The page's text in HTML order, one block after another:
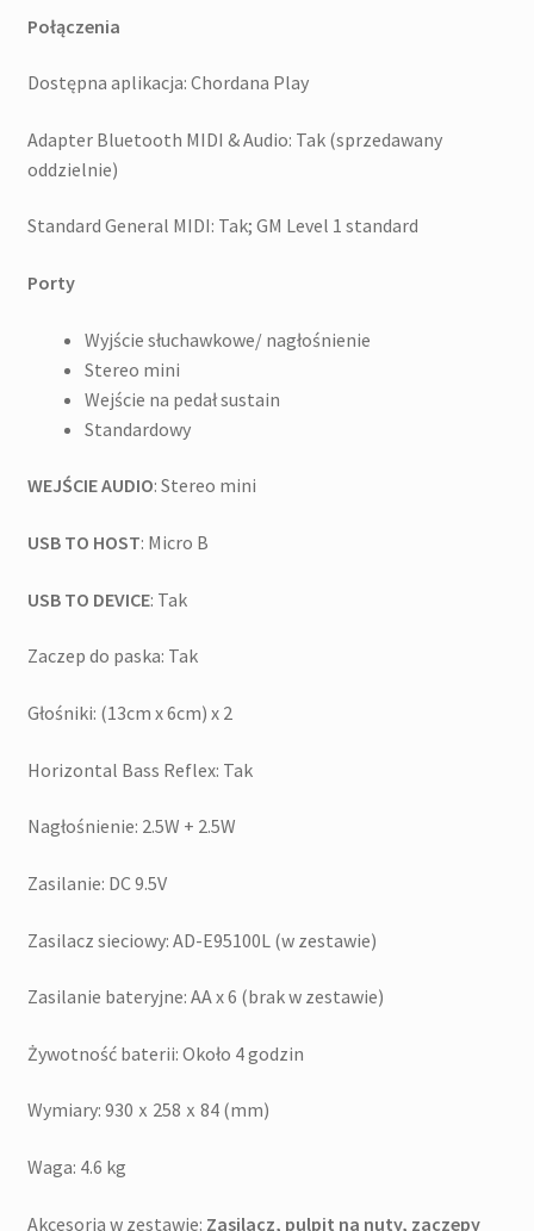
Połączenia
Dostępna aplikacja: Chordana Play
Adapter Bluetooth MIDI & Audio: Tak (sprzedawany
oddzielnie)
Standard General MIDI: Tak; GM Level 1 standard
Porty
Wyjście słuchawkowe/ nagłośnienie
Stereo mini
Wejście na pedał sustain
Standardowy
WEJŚCIE AUDIO: Stereo mini
USB TO HOST: Micro B
USB TO DEVICE: Tak
Zaczep do paska: Tak
Głośniki: (13cm x 6cm) x 2
Horizontal Bass Reflex: Tak
Nagłośnienie: 2.5W + 2.5W
Zasilanie: DC 9.5V
Zasilacz sieciowy: AD-E95100L (w zestawie)
Zasilanie bateryjne: AA x 6 (brak w zestawie)
Żywotność baterii: Około 4 godzin
Wymiary: 930ｘ258ｘ84 (mm)
Waga: 4.6 kg
Akcesoria w zestawie: Zasilacz, pulpit na nuty, zaczepy